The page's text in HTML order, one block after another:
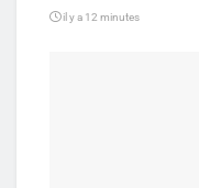
il y a 12 minutes